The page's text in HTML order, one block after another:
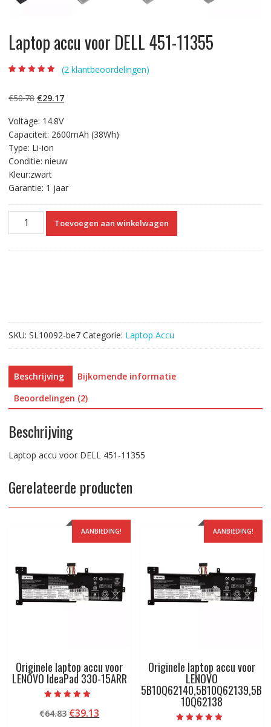
Laptop accu voor DELL 451-11355
gebaseerd op
klantbeoordelinge
(2 klantbeoordelingen)
€50.78 Oorspronkelijke
was:
€50.78.
€29.17Huidige
€29.17.
Voltage: 14.8V
Capaciteit: 2600mAh (38Wh)
Type: Li-ion
Conditie: nieuw
Kleur:zwart
Garantie: 1 jaar
Laptop
Toevoegen aan winkelwagen
SKU: SL10092-be7 Categorie: Laptop Accu
Beschrijving
Bijkomende informatie
Beoordelingen (2)
Beschrijving
Laptop accu voor DELL 451-11355
Gerelateerde producten
AANBIEDING!
Originele laptop accu voor
LENOVO IdeaPad 330-15ARR
5.00
van 5
€64.83 Oorspronkelijke
€39.13
AANBIEDING!
Originele laptop accu voor
LENOVO
5B10Q62140,5B10Q62139,5B
10Q62138